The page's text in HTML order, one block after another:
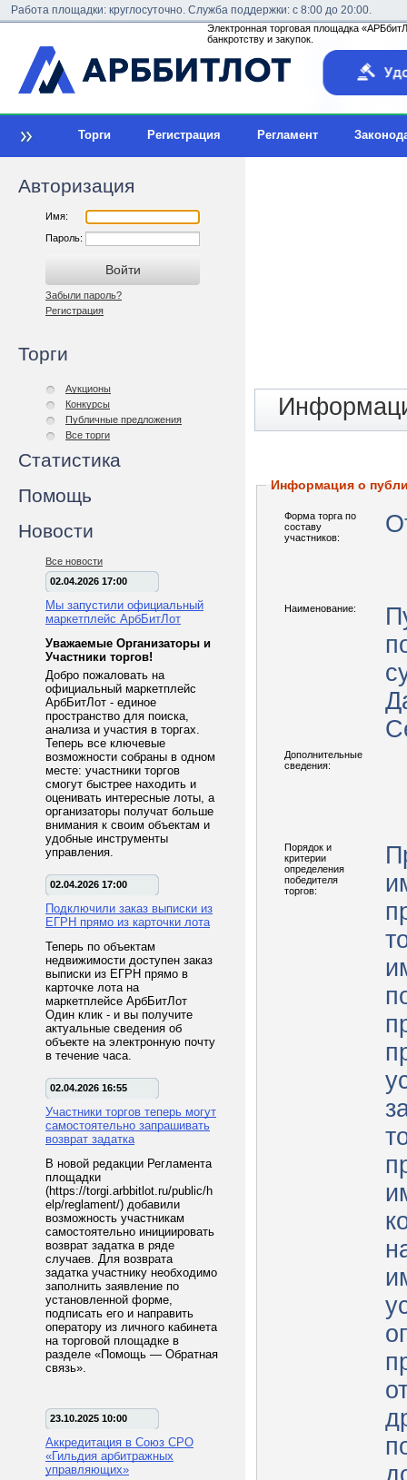
Работа площадки: круглосуточно. Служба поддержки: с 8:00 до 20:00.
Электронная торговая площадка
банкротству и закупок.
Торги Регистрация Регламент
Авторизация
Имя:
Пароль:
Забыли пароль?
Регистрация
Торги
Аукционы
Конкурсы
Публичные предложения
Все торги
Статистика
Помощь
Новости
Все новости
02.04.2026 17:00
Мы запустили официальный
маркетплейс АрбБитЛот
Уважаемые Организаторы и
Участники торгов!
Добро пожаловать на
официальный маркетплейс
АрбБитЛот - единое
пространство для поиска,
анализа и участия в торгах.
Теперь все ключевые
возможности собраны в одном
месте: участники торгов
смогут быстрее находить и
оценивать интересные лоты, а
организаторы получат больше
внимания к своим объектам и
удобные инструменты
управления.
02.04.2026 17:00
Подключили заказ выписки из
ЕГРН прямо из карточки лота
Теперь по объектам
недвижимости доступен заказ
выписки из ЕГРН прямо в
карточке лота на
маркетплейсе АрбБитЛот
Один клик - и вы получите
актуальные сведения об
объекте на электронную почту
в течение часа.
02.04.2026 16:55
Участники торгов теперь могут
самостоятельно запрашивать
возврат задатка
В новой редакции Регламента
площадки
(https://torgi.arbbitlot.ru/public/h
elp/reglament/) добавили
возможность участникам
самостоятельно инициировать
возврат задатка в ряде
случаев. Для возврата
задатка участнику необходимо
заполнить заявление по
установленной форме,
подписать его и направить
оператору из личного кабинета
на торговой площадке в
разделе «Помощь — Обратная
связь».
23.10.2025 10:00
Аккредитация в Союз СРО
«Гильдия арбитражных
управляющих»
Информация о
Форма торга по
составу
участников:
Наименование:
Дополнительные
сведения:
Порядок и
критерии
определения
победителя
торгов: